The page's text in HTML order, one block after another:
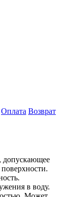
Оплата Возврат
допускающее
в воду.